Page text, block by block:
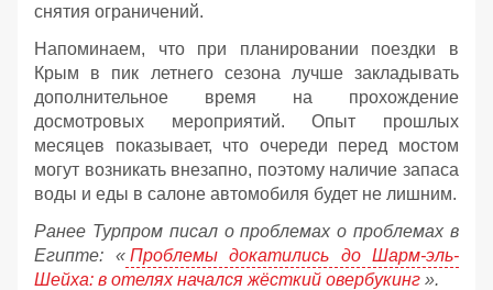
снятия ограничений.
Напоминаем, что при планировании поездки в
Крым в пик летнего сезона лучше закладывать
дополнительное время на прохождение
досмотровых мероприятий. Опыт прошлых
месяцев показывает, что очереди перед мостом
могут возникать внезапно, поэтому наличие запаса
воды и еды в салоне автомобиля будет не лишним.
Ранее Турпром писал о проблемах о проблемах в
Египте: « Проблемы докатились до Шарм-эль-
Шейха: в отелях начался жёсткий овербукинг ».